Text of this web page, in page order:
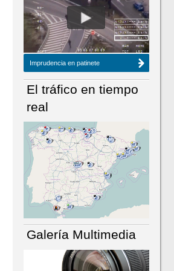
NÚMERO ACTUAL HEMEROTECA
Imprudencia en patinete
El tráfico en tiempo
real
Galería Multimedia